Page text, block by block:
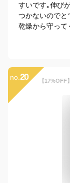
すいです｡伸び
つかないのでと
乾燥から守って
no. 20